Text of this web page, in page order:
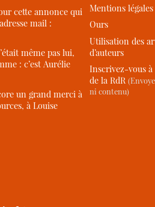
cette annonce qui
mail :
même pas lui,
: c’est Aurélie
un grand merci à
à Louise
Mentions légales
Ours
Utilisation des
d’auteurs
Inscrivez-vous
de la RdR
ni contenu)